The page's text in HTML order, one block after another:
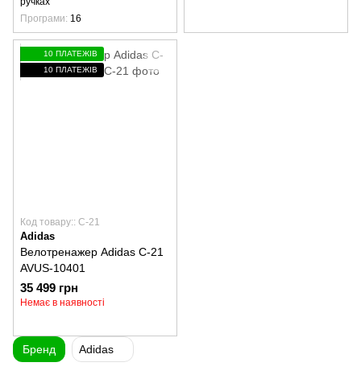
Програми 16
10 ПЛАТЕЖІВ
10 ПЛАТЕЖІВ
Код товару:: C-21
Adidas
Велотренажер Adidas C-21
AVUS-10401
35 499 грн
Немає в наявності
Бренд Adidas